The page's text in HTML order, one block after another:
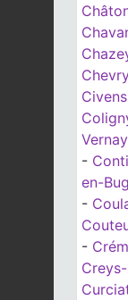
Civens
Vernay
-
en-
-
-